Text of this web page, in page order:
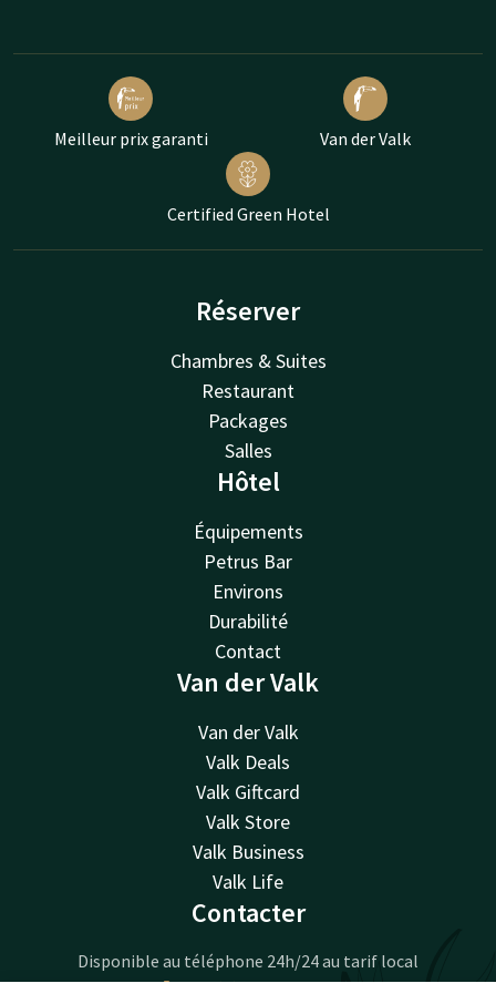
Meilleur prix garanti Van der Valk
Certified Green Hotel
Réserver
Chambres & Suites
Restaurant
Packages
Salles
Hôtel
Équipements
Petrus Bar
Environs
Durabilité
Contact
Van der Valk
Van der Valk
Valk Deals
Valk Giftcard
Valk Store
Valk Business
Valk Life
Contacter
Disponible au téléphone 24h/24 au tarif local
+32 (0)67 21 87 21